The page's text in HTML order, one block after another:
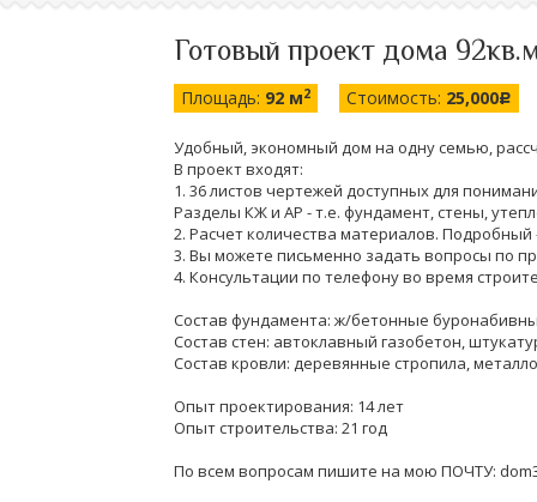
Готовый проект дома
Площадь: 92 м2 Стоимость: 25,000c
Удобный, экономный дом на одну семью,
В проект входят:
1. 36 листов чертежей доступных для
Разделы КЖ и АР - т.е. фундамент, стены,
2. Расчет количества материалов. Подробный
3. Вы можете письменно задать вопросы по
4. Консультации по телефону во время
Состав фундамента: ж/бетонные
Состав стен: автоклавный газобетон,
Состав кровли: деревянные стропила,
Опыт проектирования: 14 лет
Опыт строительства: 21 год
По всем вопросам пишите на мою ПОЧТУ: